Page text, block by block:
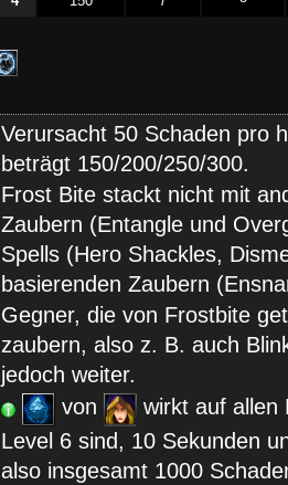
Verursacht 50 Schaden pro
beträgt 150/200/250/300.
Frost Bite stackt nicht mit
Zaubern (Entangle und
Spells (Hero Shackles,
basierenden Zaubern
Gegner, die von Frostbite
zaubern, also z. B. auch
jedoch weiter.
von
wirkt auf allen
Level 6 sind, 10 Sekunden
also insgesamt 1000